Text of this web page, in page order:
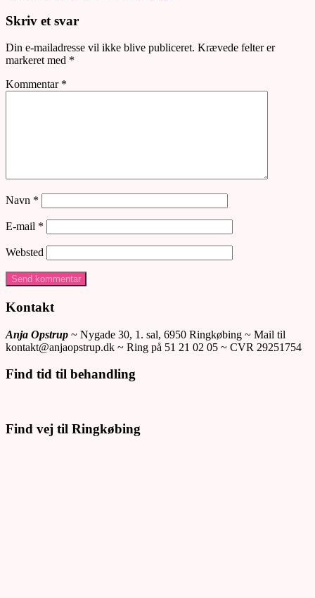
Skriv et svar
Din e-mailadresse vil ikke blive publiceret. Krævede felter er
markeret med *
Kommentar *
Navn *
E-mail *
Websted
Kontakt
Anja Opstrup ~ Nygade 30, 1. sal, 6950 Ringkøbing ~ Mail til
kontakt@anjaopstrup.dk ~ Ring på 51 21 02 05 ~ CVR 29251754
Find tid til behandling
Find vej til Ringkøbing